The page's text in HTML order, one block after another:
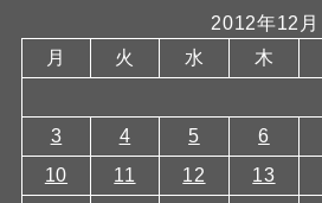
2012年12月
月
火 水 木
3
4 5 6
10
11 12 13